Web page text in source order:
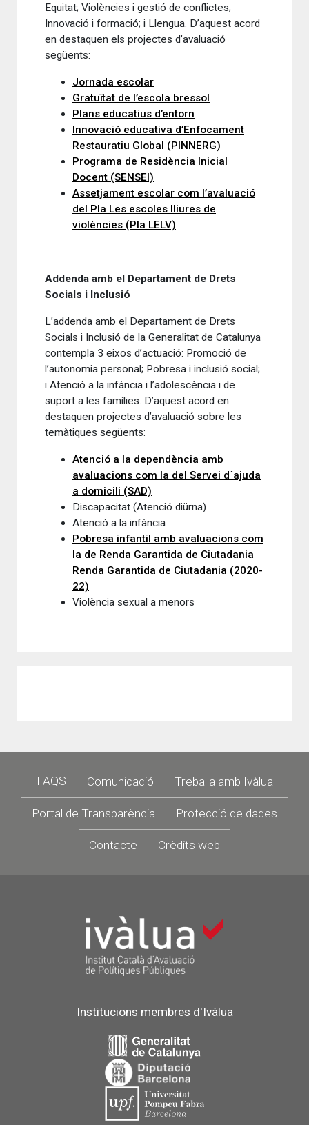
Equitat; Violències i gestió de conflictes;
Innovació i formació; i Llengua. D’aquest acord
en destaquen els projectes d’avaluació
següents:
Jornada escolar
Gratuïtat de l’escola bressol
Plans educatius d’entorn
Innovació educativa d’Enfocament
Restauratiu Global (PINNERG)
Programa de Residència Inicial
Docent (SENSEI)
Assetjament escolar com l’avaluació
del Pla Les escoles lliures de
violències (Pla LELV)
Addenda amb el Departament de Drets
Socials i Inclusió
L’addenda amb el Departament de Drets
Socials i Inclusió de la Generalitat de Catalunya
contempla 3 eixos d’actuació: Promoció de
l’autonomia personal; Pobresa i inclusió social;
i Atenció a la infància i l’adolescència i de
suport a les famílies. D’aquest acord en
destaquen projectes d’avaluació sobre les
temàtiques següents:
Atenció a la dependència amb
avaluacions com la del Servei d´ajuda
a domicili (SAD)
Discapacitat (Atenció diürna)
Atenció a la infància
Pobresa infantil amb avaluacions com
la de Renda Garantida de Ciutadania
Renda Garantida de Ciutadania (2020-
22)
Violència sexual a menors
Footer
FAQS Comunicació Treballa amb Ivàlua
Portal de Transparència Protecció de dades
Contacte Crèdits web
Institucions membres d'Ivàlua